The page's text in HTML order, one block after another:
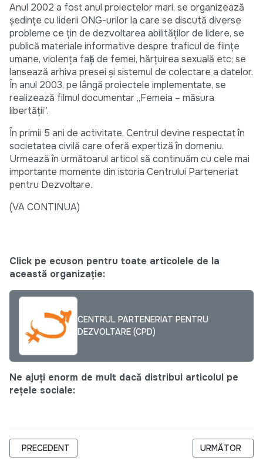
Anul 2002 a fost anul proiectelor mari, se organizează
ședințe cu liderii ONG-urilor la care se discută diverse
probleme ce țin de dezvoltarea abilităților de lidere, se
publică materiale informative despre traficul de ființe
umane, violența față de femei, hărțuirea sexuală etc; se
lansează arhiva presei și sistemul de colectare a datelor.
În anul 2003, pe lângă proiectele implementate, se
realizează filmul documentar „Femeia – măsura
libertății”.
În primii 5 ani de activitate, Centrul devine respectat în
societatea civilă care oferă expertiză în domeniu.
Urmează în următoarul articol să continuăm cu cele mai
importante momente din istoria Centrului Parteneriat
pentru Dezvoltare.
(VA CONTINUA)
Click pe ecuson pentru toate articolele de la
această organizație:
CENTRUL PARTENERIAT PENTRU
DEZVOLTARE (CPD)
Ne ajuți enorm de mult dacă distribui articolul pe
rețele sociale:
ARTICOL PRECEDENT: DESCOPERIȚI TRAINERII DIN CADRUL
PRECEDENT ARTICOLUL
URMĂTOR